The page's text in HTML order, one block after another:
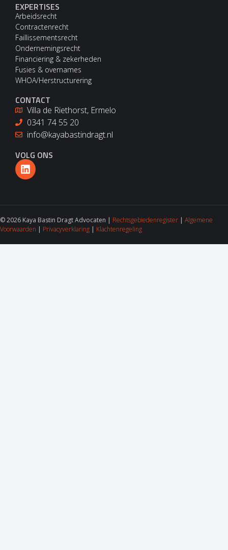
EXPERTISES
Arbeidsrecht
Contractenrecht
Faillissementsrecht
Ondernemingsrecht
Financiering & zekerheden
Fusies & overnames
WHOA/Herstructurering
CONTACT
Villa de Riethorst, Ermelo
0341 74 55 20
info@kayabastindragt.nl
VOLG ONS
© 2026 Kaya Bastin Dragt Advocaten | Rechtsgebiedenregister | Algemene
Voorwaarden | Privacyverklaring | Klachtenregeling